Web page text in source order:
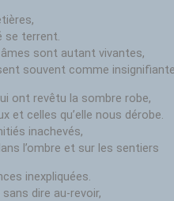
se terrent.
sont autant vivantes,
souvent comme
ont revêtu la sombre robe,
et celles qu’elle nous dérobe.
inachevés,
l’ombre et sur les sentiers
inexpliquées.
dire au-revoir,